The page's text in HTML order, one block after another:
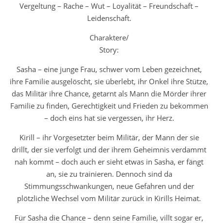
Vergeltung – Rache – Wut – Loyalität – Freundschaft –
Leidenschaft.
Charaktere/
Story:
Sasha – eine junge Frau, schwer vom Leben gezeichnet,
ihre Familie ausgelöscht, sie überlebt, ihr Onkel ihre Stütze,
das Militär ihre Chance, getarnt als Mann die Mörder ihrer
Familie zu finden, Gerechtigkeit und Frieden zu bekommen
– doch eins hat sie vergessen, ihr Herz.
Kirill – ihr Vorgesetzter beim Militär, der Mann der sie
drillt, der sie verfolgt und der ihrem Geheimnis verdammt
nah kommt – doch auch er sieht etwas in Sasha, er fängt
an, sie zu trainieren. Dennoch sind da
Stimmungsschwankungen, neue Gefahren und der
plötzliche Wechsel vom Militär zurück in Kirills Heimat.
Für Sasha die Chance – denn seine Familie, villt sogar er,